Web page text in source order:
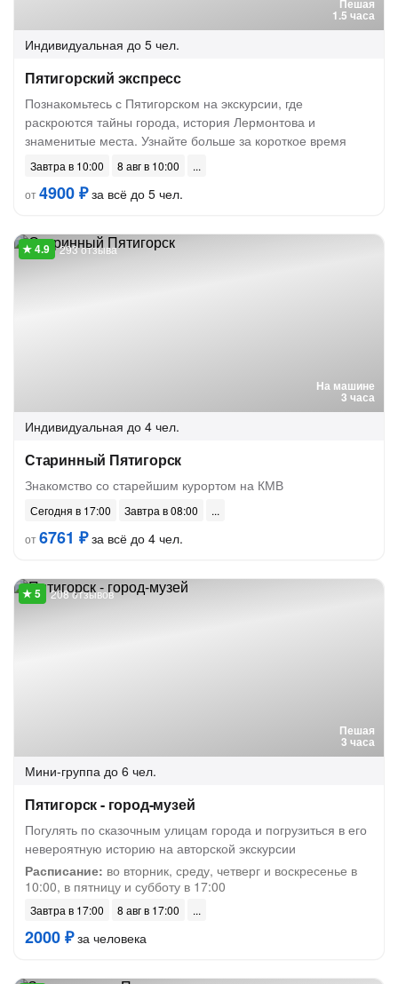
Пешая
1.5 часа
Индивидуальная до 5 чел.
Пятигорский экспресс
Познакомьтесь с Пятигорском на экскурсии, где
раскроются тайны города, история Лермонтова и
знаменитые места. Узнайте больше за короткое время
Завтра в 10:00
8 авг в 10:00
от4900 ₽за всё до 5 чел.
На машине
3 часа
293 отзыва
Индивидуальная до 4 чел.
Старинный Пятигорск
Знакомство со старейшим курортом на КМВ
Сегодня в 17:00
Завтра в 08:00
от6761 ₽за всё до 4 чел.
Пешая
3 часа
208 отзывов
Мини-группа до 6 чел.
Пятигорск - город-музей
Погулять по сказочным улицам города и погрузиться в его
невероятную историю на авторской экскурсии
Расписание: во вторник, среду, четверг и воскресенье в
10:00, в пятницу и субботу в 17:00
Завтра в 17:00 8 авг в 17:00
2000 ₽за человека